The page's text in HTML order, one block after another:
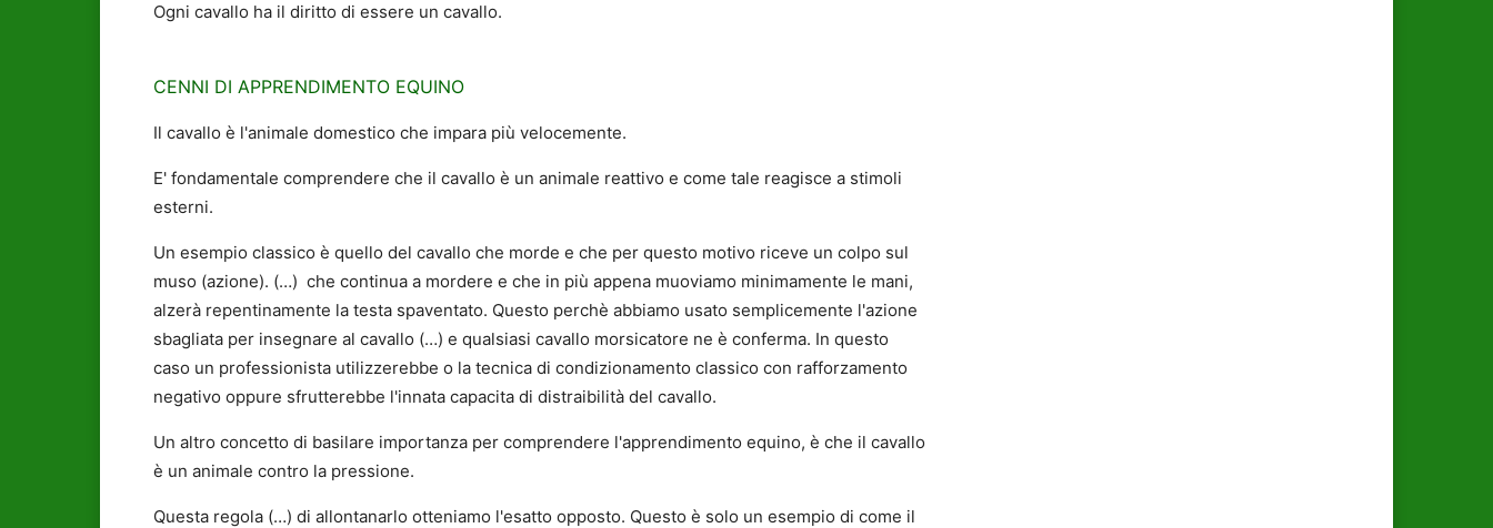
Ogni cavallo ha il diritto di essere un cavallo.
CENNI DI APPRENDIMENTO EQUINO
Il cavallo è l'animale domestico che impara più velocemente.
E' fondamentale comprendere che il cavallo è un animale reattivo e come tale reagisce a stimoli
esterni.
Un esempio classico è quello del cavallo che morde e che per questo motivo riceve un colpo sul
muso (azione). (…) che continua a mordere e che in più appena muoviamo minimamente le mani,
alzerà repentinamente la testa spaventato. Questo perchè abbiamo usato semplicemente l'azione
sbagliata per insegnare al cavallo (…) e qualsiasi cavallo morsicatore ne è conferma. In questo
caso un professionista utilizzerebbe o la tecnica di condizionamento classico con rafforzamento
negativo oppure sfrutterebbe l'innata capacita di distraibilità del cavallo.
Un altro concetto di basilare importanza per comprendere l'apprendimento equino, è che il cavallo
è un animale contro la pressione.
Questa regola (…) di allontanarlo otteniamo l'esatto opposto. Questo è solo un esempio di come il